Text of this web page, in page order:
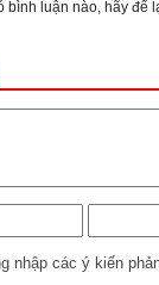
bình luận nào, hãy để
nhập các ý kiến